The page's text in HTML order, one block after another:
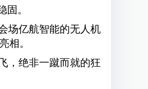
。
场亿航智能的无人机
相。
，绝非一蹴而就的狂